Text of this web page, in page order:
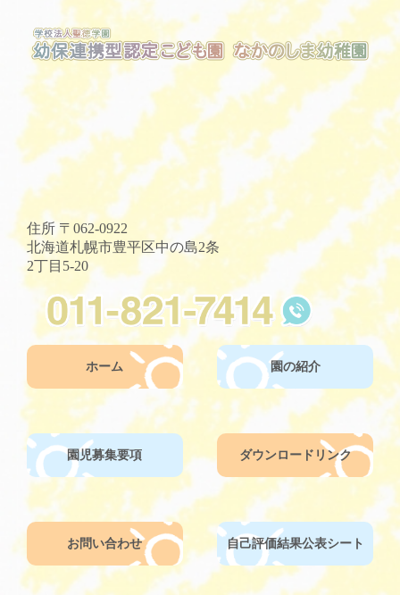
住所 〒062-0922
北海道札幌市豊平区中の島2条
2丁目5-20
ホーム 園の紹介
園児募集要項 ダウンロードリンク
お問い合わせ 自己評価結果公表シート